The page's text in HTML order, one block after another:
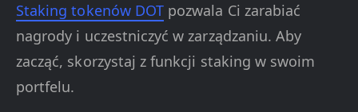
Staking tokenów DOT pozwala Ci zarabiać
nagrody i uczestniczyć w zarządzaniu. Aby
zacząć, skorzystaj z funkcji staking w swoim
portfelu.